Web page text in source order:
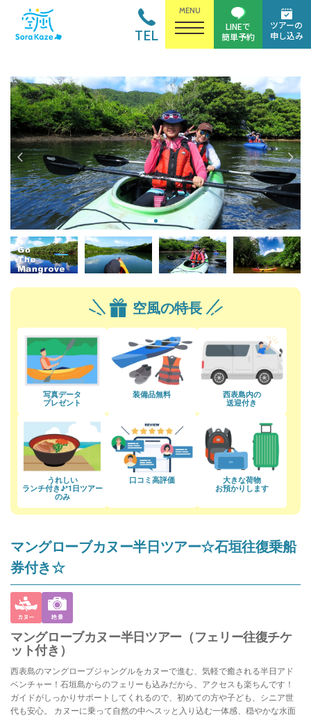
MENU
TEL
ツアーの
申し込み
LINEで
簡単予約
空風の特長
写真データ
プレゼント
装備品無料
西表島内の
送迎付き
うれしい
ランチ付き♪*1日ツアー
のみ
口コミ高評価
大きな荷物
お預かりします
マングローブカヌー半日ツアー☆石垣往復乗船
券付き☆
マングローブカヌー半日ツアー（フェリー往復チケ
ット付き）
西表島のマングローブジャングルをカヌーで進む、気軽で癒される半日アド
ベンチャー！石垣島からのフェリーも込みだから、アクセスも楽ちんです！
ガイドがしっかりサポートしてくれるので、初めての方や子ども、シニア世
代も安心。 カヌーに乗って自然の中へスッと入り込む一体感、穏やかな水面